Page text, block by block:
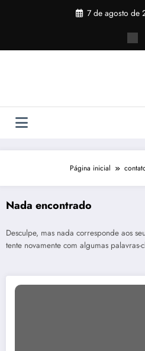
7 de agosto de
Página inicial
Nada encontrado
Desculpe, mas nada corresponde aos
tente novamente com algumas palavras-